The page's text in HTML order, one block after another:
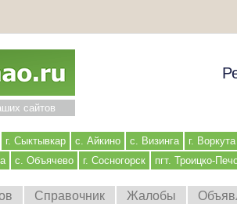
сайтов
г. Сыктывкар с. Айкино с. Визинга
г. Воркута
с. Объячево г. Сосногорск пгт. Троицко-
Справочник Жалобы